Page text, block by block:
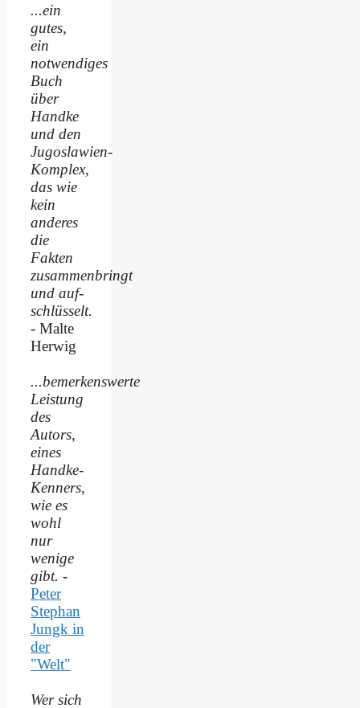
...ein
gutes,
ein
notwendiges
Buch
über
Handke
und den
Jugoslawien-
Komplex,
das wie
kein
anderes
die
Fakten
zusammenbringt
und auf­
schlüsselt.
- Malte
Herwig
...bemerkenswerte
Leistung
des
Autors,
eines
Handke-
Kenners,
wie es
wohl
nur
wenige
gibt. -
Peter
Stephan
Jungk in
der
"Welt"
Wer sich